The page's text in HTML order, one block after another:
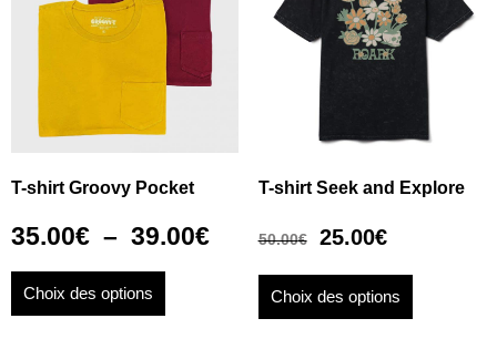
T-shirt Groovy Pocket
35.00€ – 39.00€
Choix des options
T-shirt Seek and Explore
50.00€ 25.00€
Choix des options